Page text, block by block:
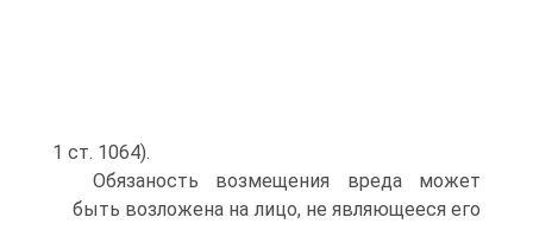
1 ст. 1064).
Обязаность возмещения вреда может
быть возложена на лицо, не являющееся его